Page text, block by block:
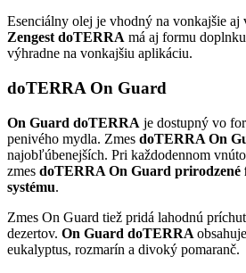
Esenciálny olej je vhodný na vonkajšie aj
Zengest doTERRA má aj formu
výhradne na vonkajšiu aplikáciu.
doTERRA On Guard
On Guard doTERRA je dostupný vo
penivého mydla. Zmes doTERRA On
najobľúbenejších. Pri každodennom
zmes doTERRA On Guard prirodzené
systému.
Zmes On Guard tiež pridá lahodnú
dezertov. On Guard doTERRA
eukalyptus, rozmarín a divoký pomaranč.